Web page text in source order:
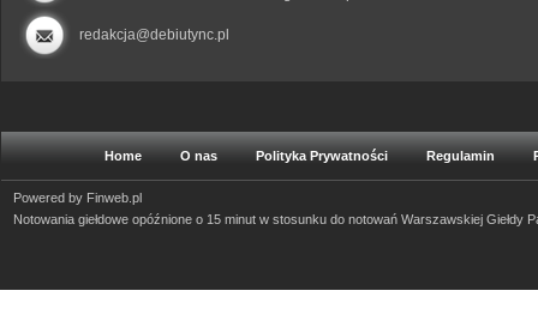
redakcja@debiutync.pl
Home O nas Polityka Prywatności Regulamin
Powered by Finweb.pl
Notowania giełdowe opóźnione o 15 minut w stosunku do notowań Warszawskiej Giełdy